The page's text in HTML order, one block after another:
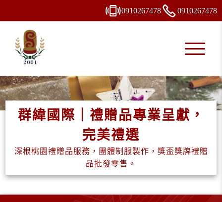
0910267478 0910267478
群緯國際｜禮贈品專業呈獻，
完美禮選
深根桃園禮贈品服務，團體制服製作，獎盃獎牌禮贈
品批發零售。